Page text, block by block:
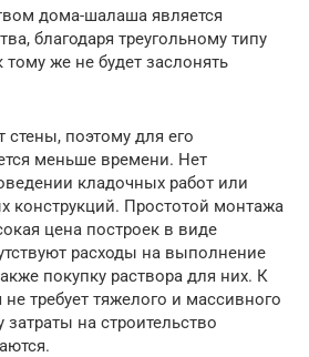
дома-шалаша является
благодаря треугольному типу
тому же не будет заслонять
стены, поэтому для его
меньше времени. Нет
кладочных работ или
конструкций. Простотой монтажа
цена построек в виде
расходы на выполнение
покупку раствора для них. К
требует тяжелого и массивного
на строительство